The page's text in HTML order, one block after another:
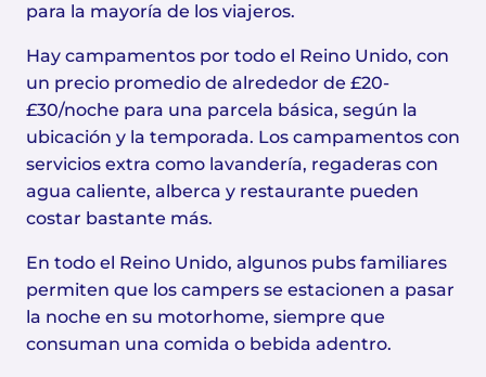
para la mayoría de los viajeros.
Hay campamentos por todo el Reino Unido, con
un precio promedio de alrededor de £20-
£30/noche para una parcela básica, según la
ubicación y la temporada. Los campamentos con
servicios extra como lavandería, regaderas con
agua caliente, alberca y restaurante pueden
costar bastante más.
En todo el Reino Unido, algunos pubs familiares
permiten que los campers se estacionen a pasar
la noche en su motorhome, siempre que
consuman una comida o bebida adentro.